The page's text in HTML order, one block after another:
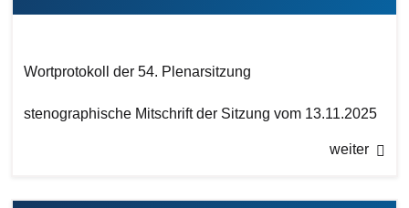
Wortprotokoll der 54. Plenarsitzung
stenographische Mitschrift der Sitzung vom 13.11.2025
weiter